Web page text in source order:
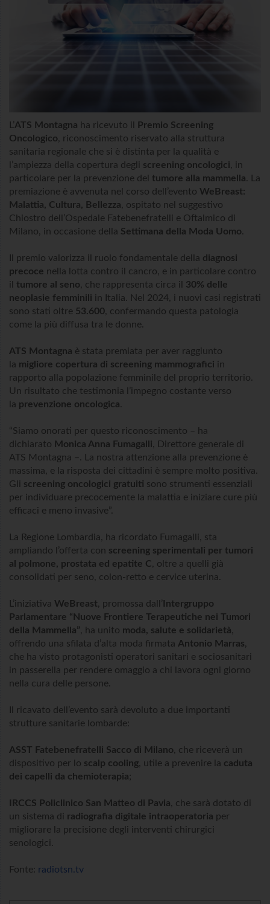
L’ATS Montagna ha ricevuto il
Premio Screening
Oncologico, riconoscimento riservato alla struttura
sanitaria regionale che si è distinta per la qualità e
l’ampiezza della copertura degli screening oncologici, in
particolare per la prevenzione del tumore alla mammella. La
premiazione è avvenuta nel corso dell’evento WeBreast:
Malattia, Cultura, Bellezza, ospitato nel suggestivo
Chiostro dell’Ospedale Fatebenefratelli e Oftalmico di
Milano, in occasione della Settimana della Moda Uomo.
Il premio valorizza il ruolo fondamentale della diagnosi
precoce nella lotta contro il cancro, e in particolare contro
il tumore al seno, che rappresenta circa il 30% delle
neoplasie femminili in Italia. Nel 2024, i nuovi casi registrati
sono stati oltre 53.600, confermando questa patologia
come la più diffusa tra le donne.
ATS Montagna è stata premiata per aver raggiunto
la migliore copertura di screening mammografici in
rapporto alla popolazione femminile del proprio territorio.
Un risultato che testimonia l’impegno costante verso
la prevenzione oncologica.
“Siamo onorati per questo riconoscimento – ha
dichiarato Monica Anna Fumagalli, Direttore generale di
ATS Montagna –. La nostra attenzione alla prevenzione è
massima, e la risposta dei cittadini è sempre molto positiva.
Gli screening oncologici gratuiti sono strumenti essenziali
per individuare precocemente la malattia e iniziare cure più
efficaci e meno invasive”.
La Regione Lombardia, ha ricordato Fumagalli, sta
ampliando l’offerta con screening sperimentali per tumori
al polmone, prostata ed epatite C, oltre a quelli già
consolidati per seno, colon-retto e cervice uterina.
L’iniziativa WeBreast, promossa dall’ Intergruppo
Parlamentare “Nuove Frontiere Terapeutiche nei Tumori
della Mammella”, ha unito moda, salute e solidarietà,
offrendo una sfilata d’alta moda firmata Antonio Marras,
che ha visto protagonisti operatori sanitari e sociosanitari
in passerella per rendere omaggio a chi lavora ogni giorno
nella cura delle persone.
Il ricavato dell’evento sarà devoluto a due importanti
strutture sanitarie lombarde:
ASST Fatebenefratelli Sacco di Milano, che riceverà un
dispositivo per lo scalp cooling, utile a prevenire la caduta
dei capelli da chemioterapia;
IRCCS Policlinico San Matteo di Pavia, che sarà dotato di
un sistema di radiografia digitale intraoperatoria per
migliorare la precisione degli interventi chirurgici
senologici.
Fonte: radiotsn.tv